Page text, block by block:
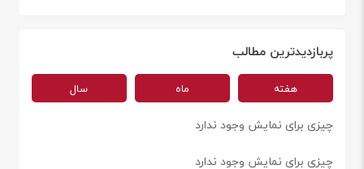
پربازدیدترین مطالب
هفته ماه سال
چیزی برای نمایش وجود ندارد
چیزی برای نمایش وجود ندارد